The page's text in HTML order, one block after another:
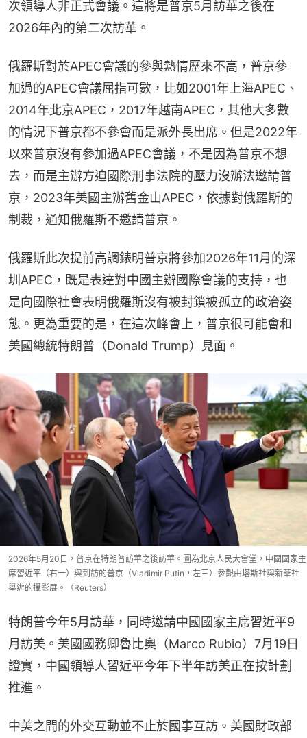
次領導人非正式會議。這將是普京5月訪華之後在
2026年內的第二次訪華。
俄羅斯對於APEC會議的參與熱情歷來不高，普京參
加過的APEC會議屈指可數，比如2001年上海APEC、
2014年北京APEC，2017年越南APEC，其他大多數
的情況下普京都不參會而是派外長出席。但是2022年
以來普京沒有參加過APEC會議，不是因為普京不想
去，而是主辦方迫國際刑事法院的壓力沒辦法邀請普
京，2023年美國主辦舊金山APEC，依據對俄羅斯的
制裁，通知俄羅斯不邀請普京。
俄羅斯此次提前高調錶明普京將參加2026年11月的深
圳APEC，既是表達對中國主辦國際會議的支持，也
是向國際社會表明俄羅斯沒有被封鎖被孤立的政治姿
態。更為重要的是，在這次峰會上，普京很可能會和
美國總統特朗普（Donald Trump）見面。
2026年5月20日，普京在特朗普訪華之後訪華。圖為北京人民大會堂，中國國家主
席習近平（右一）與到訪的普京（Vladimir Putin，左三）參觀由塔斯社與新華社
舉辦的攝影展。（Reuters）
特朗普今年5月訪華，同時邀請中國國家主席習近平9
月訪美。美國國務卿魯比奧（Marco Rubio）7月19日
證實，中國領導人習近平今年下半年訪美正在按計劃
推進。
中美之間的外交互動並不止於國事互訪。美國財政部